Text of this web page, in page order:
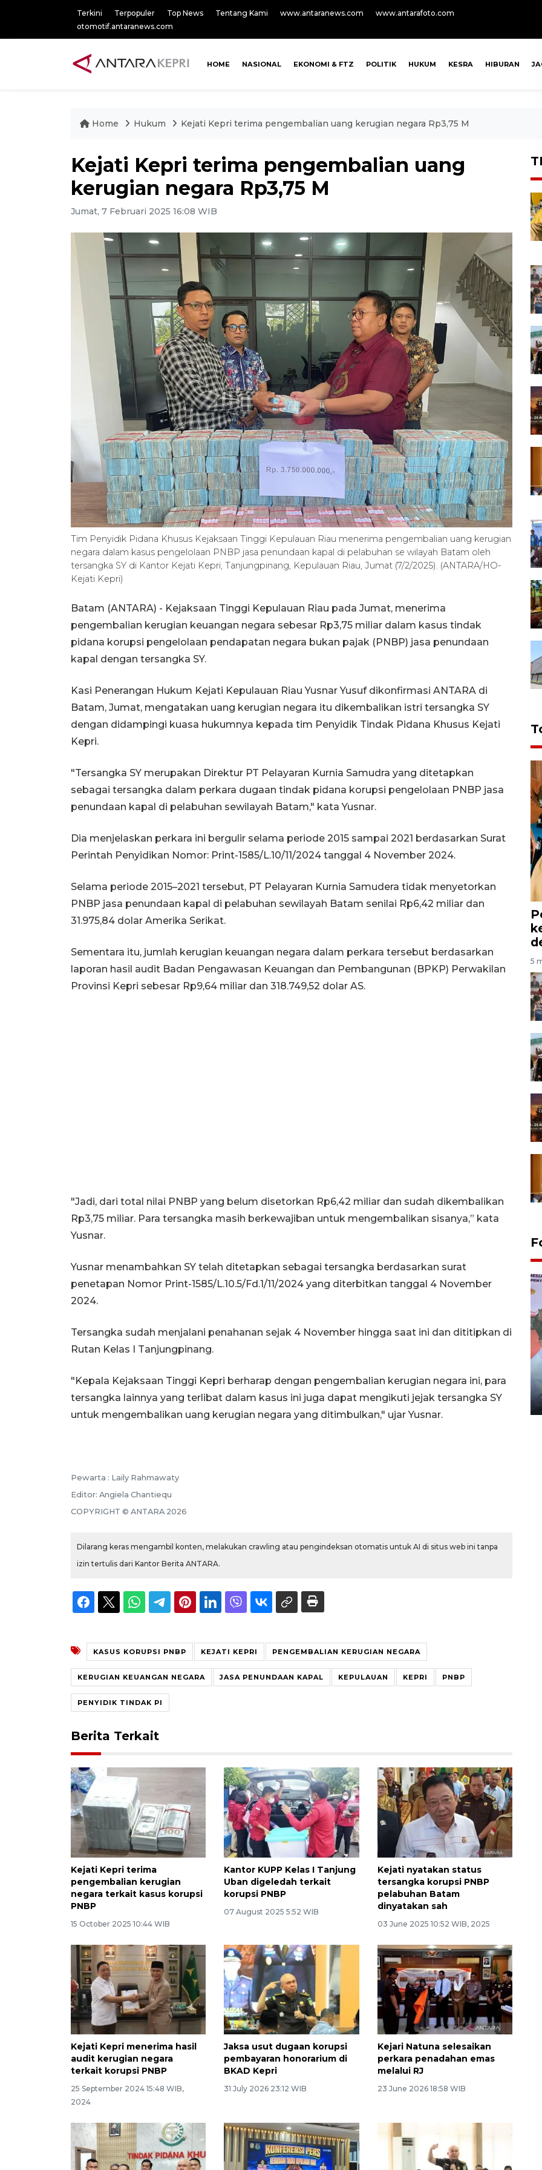
Terkini Terpopuler Top News Tentang Kami www.antaranews.com
www.antarafoto.com
otomotif.antaranews.com
HOME NASIONAL EKONOMI & FTZ POLITIK HUKUM KESRA HIBURAN
Home Hukum Kejati Kepri terima pengembalian uang kerugian negara Rp3,75 M
Kejati Kepri terima pengembalian uang
kerugian negara Rp3,75 M
Jumat, 7 Februari 2025 16:08 WIB
Tim Penyidik Pidana Khusus Kejaksaan Tinggi Kepulauan Riau menerima pengembalian uang kerugian
negara dalam kasus pengelolaan PNBP jasa penundaan kapal di pelabuhan se wilayah Batam oleh
tersangka SY di Kantor Kejati Kepri, Tanjungpinang, Kepulauan Riau, Jumat (7/2/2025). (ANTARA/HO-
Kejati Kepri)
Batam (ANTARA) - Kejaksaan Tinggi Kepulauan Riau pada Jumat, menerima
pengembalian kerugian keuangan negara sebesar Rp3,75 miliar dalam kasus tindak
pidana korupsi pengelolaan pendapatan negara bukan pajak (PNBP) jasa penundaan
kapal dengan tersangka SY.
Kasi Penerangan Hukum Kejati Kepulauan Riau Yusnar Yusuf dikonfirmasi ANTARA di
Batam, Jumat, mengatakan uang kerugian negara itu dikembalikan istri tersangka SY
dengan didampingi kuasa hukumnya kepada tim Penyidik Tindak Pidana Khusus Kejati
Kepri.
"Tersangka SY merupakan Direktur PT Pelayaran Kurnia Samudra yang ditetapkan
sebagai tersangka dalam perkara dugaan tindak pidana korupsi pengelolaan PNBP jasa
penundaan kapal di pelabuhan sewilayah Batam," kata Yusnar.
Dia menjelaskan perkara ini bergulir selama periode 2015 sampai 2021 berdasarkan Surat
Perintah Penyidikan Nomor: Print-1585/L.10/11/2024 tanggal 4 November 2024.
Selama periode 2015–2021 tersebut, PT Pelayaran Kurnia Samudera tidak menyetorkan
PNBP jasa penundaan kapal di pelabuhan sewilayah Batam senilai Rp6,42 miliar dan
31.975,84 dolar Amerika Serikat.
Sementara itu, jumlah kerugian keuangan negara dalam perkara tersebut berdasarkan
laporan hasil audit Badan Pengawasan Keuangan dan Pembangunan (BPKP) Perwakilan
Provinsi Kepri sebesar Rp9,64 miliar dan 318.749,52 dolar AS.
"Jadi, dari total nilai PNBP yang belum disetorkan Rp6,42 miliar dan sudah dikembalikan
Rp3,75 miliar. Para tersangka masih berkewajiban untuk mengembalikan sisanya,” kata
Yusnar.
Yusnar menambahkan SY telah ditetapkan sebagai tersangka berdasarkan surat
penetapan Nomor Print-1585/L.10.5/Fd.1/11/2024 yang diterbitkan tanggal 4 November
2024.
Tersangka sudah menjalani penahanan sejak 4 November hingga saat ini dan dititipkan di
Rutan Kelas I Tanjungpinang.
"Kepala Kejaksaan Tinggi Kepri berharap dengan pengembalian kerugian negara ini, para
tersangka lainnya yang terlibat dalam kasus ini juga dapat mengikuti jejak tersangka SY
untuk mengembalikan uang kerugian negara yang ditimbulkan," ujar Yusnar.
Pewarta : Laily Rahmawaty
Editor: Angiela Chantiequ
COPYRIGHT © ANTARA 2026
Dilarang keras mengambil konten, melakukan crawling atau pengindeksan otomatis untuk AI di situs web ini tanpa
izin tertulis dari Kantor Berita ANTARA.
KASUS KORUPSI PNBP KEJATI KEPRI PENGEMBALIAN KERUGIAN NEGARA
KERUGIAN KEUANGAN NEGARA JASA PENUNDAAN KAPAL KEPULAUAN KEPRI PNBP
PENYIDIK TINDAK PI
Berita Terkait
Kejati Kepri terima
pengembalian kerugian
negara terkait kasus korupsi
PNBP
15 October 2025 10:44 WIB
Kantor KUPP Kelas I Tanjung
Uban digeledah terkait
korupsi PNBP
07 August 2025 5:52 WIB
Kejati nyatakan status
tersangka korupsi PNBP
pelabuhan Batam
dinyatakan sah
03 June 2025 10:52 WIB, 2025
Kejati Kepri menerima hasil
audit kerugian negara
terkait korupsi PNBP
25 September 2024 15:48 WIB,
2024
Jaksa usut dugaan korupsi
pembayaran honorarium di
BKAD Kepri
31 July 2026 23:12 WIB
Kejari Natuna selesaikan
perkara penadahan emas
melalui RJ
23 June 2026 18:58 WIB
5
gunakan mobil jenazah
08 February 2024 15:30 WIB, 2024